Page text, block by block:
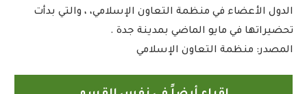
الدول الأعضاء في منظمة التعاون الإسلامي، ، والتي بدأت
تحضيراتها في مايو الماضي بمدينة جدة .
المصدر: منظمة التعاون الإسلامي